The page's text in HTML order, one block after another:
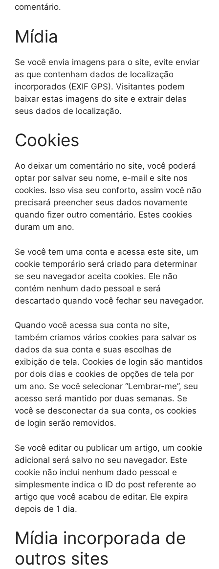
comentário.
Mídia
Se você envia imagens para o site, evite enviar
as que contenham dados de localização
incorporados (EXIF GPS). Visitantes podem
baixar estas imagens do site e extrair delas
seus dados de localização.
Cookies
Ao deixar um comentário no site, você poderá
optar por salvar seu nome, e-mail e site nos
cookies. Isso visa seu conforto, assim você não
precisará preencher seus dados novamente
quando fizer outro comentário. Estes cookies
duram um ano.
Se você tem uma conta e acessa este site, um
cookie temporário será criado para determinar
se seu navegador aceita cookies. Ele não
contém nenhum dado pessoal e será
descartado quando você fechar seu navegador.
Quando você acessa sua conta no site,
também criamos vários cookies para salvar os
dados da sua conta e suas escolhas de
exibição de tela. Cookies de login são mantidos
por dois dias e cookies de opções de tela por
um ano. Se você selecionar “Lembrar-me”, seu
acesso será mantido por duas semanas. Se
você se desconectar da sua conta, os cookies
de login serão removidos.
Se você editar ou publicar um artigo, um cookie
adicional será salvo no seu navegador. Este
cookie não inclui nenhum dado pessoal e
simplesmente indica o ID do post referente ao
artigo que você acabou de editar. Ele expira
depois de 1 dia.
Mídia incorporada de
outros sites